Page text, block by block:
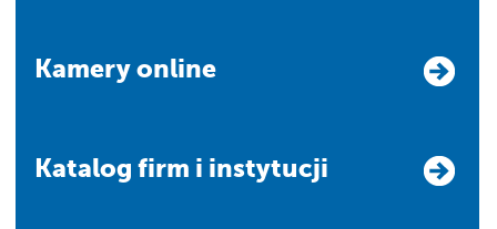
Kamery online
Katalog firm i instytucji